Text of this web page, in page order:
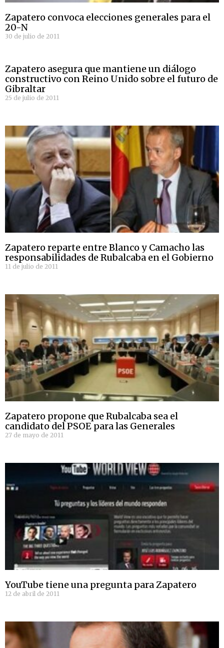
Zapatero convoca elecciones generales para el
20-N
30 de julio de 2011
Zapatero asegura que mantiene un diálogo
constructivo con Reino Unido sobre el futuro de
Gibraltar
25 de julio de 2011
Zapatero reparte entre Blanco y Camacho las
responsabilidades de Rubalcaba en el Gobierno
11 de julio de 2011
Zapatero propone que Rubalcaba sea el
candidato del PSOE para las Generales
27 de mayo de 2011
YouTube tiene una pregunta para Zapatero
12 de abril de 2011